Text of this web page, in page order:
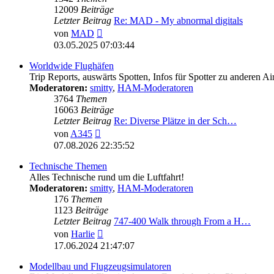
12009 Beiträge
Letzter Beitrag Re: MAD - My abnormal digitals
von MAD
Beitrag
03.05.2025 07:03:44
Worldwide Flughäfen
Trip Reports, auswärts Spotten, Infos für Spotter zu anderen
Moderatoren: smitty, HAM-Moderatoren
3764 Themen
16063 Beiträge
Letzter Beitrag Re: Diverse Plätze in der Sch…
vonA345
Beitrag
07.08.2026 22:35:52
Technische Themen
Alles Technische rund um die Luftfahrt!
Moderatoren: smitty, HAM-Moderatoren
176 Themen
1123 Beiträge
Letzter Beitrag 747-400 Walk through From a H…
von Harlie
Beitrag
17.06.2024 21:47:07
Modellbau und Flugzeugsimulatoren